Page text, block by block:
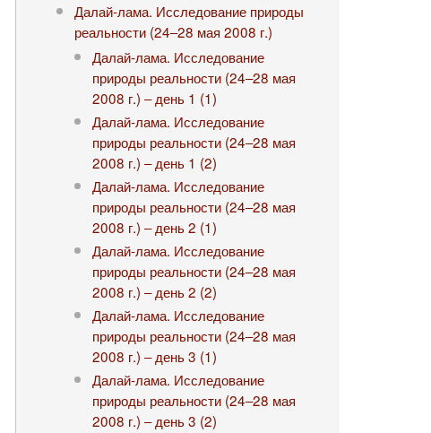
Далай-лама. Исследование природы
реальности (24‒28 мая 2008 г.)
Далай-лама. Исследование
природы реальности (24‒28 мая
2008 г.) ‒ день 1 (1)
Далай-лама. Исследование
природы реальности (24‒28 мая
2008 г.) ‒ день 1 (2)
Далай-лама. Исследование
природы реальности (24‒28 мая
2008 г.) ‒ день 2 (1)
Далай-лама. Исследование
природы реальности (24‒28 мая
2008 г.) ‒ день 2 (2)
Далай-лама. Исследование
природы реальности (24‒28 мая
2008 г.) ‒ день 3 (1)
Далай-лама. Исследование
природы реальности (24‒28 мая
2008 г.) ‒ день 3 (2)